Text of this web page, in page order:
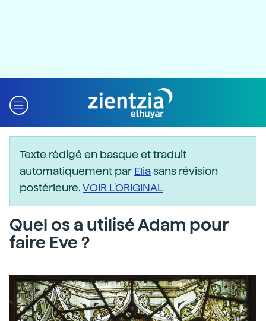
Texte rédigé en basque et traduit
automatiquement parEliasans révision
postérieure.VOIR L'ORIGINAL
Quel os a utilisé Adam pour
faire Eve ?